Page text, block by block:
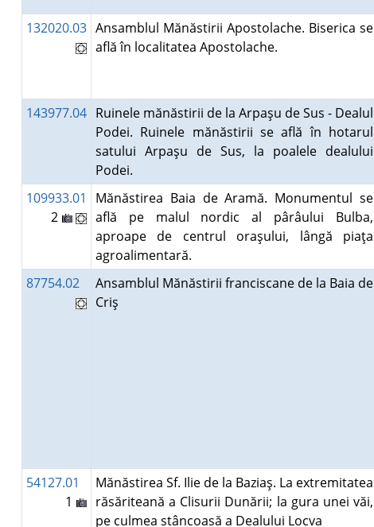
132020.03 Ansamblul Mănăstirii Apostolache. Biserica se
află în localitatea Apostolache.
143977.04 Ruinele mănăstirii de la Arpaşu de Sus - Dealul
Podei. Ruinele mănăstirii se află în hotarul
satului Arpaşu de Sus, la poalele dealului
Podei.
109933.01
2
Mănăstirea Baia de Aramă. Monumentul se
află pe malul nordic al pârâului Bulba,
aproape de centrul oraşului, lângă piaţa
agroalimentară.
87754.02
Ansamblul Mănăstirii franciscane de la Baia de
Criş
54127.01
1
Mănăstirea Sf. Ilie de la Baziaş. La extremitatea
răsăriteană a Clisurii Dunării; la gura unei văi,
pe culmea stâncoasă a Dealului Locva